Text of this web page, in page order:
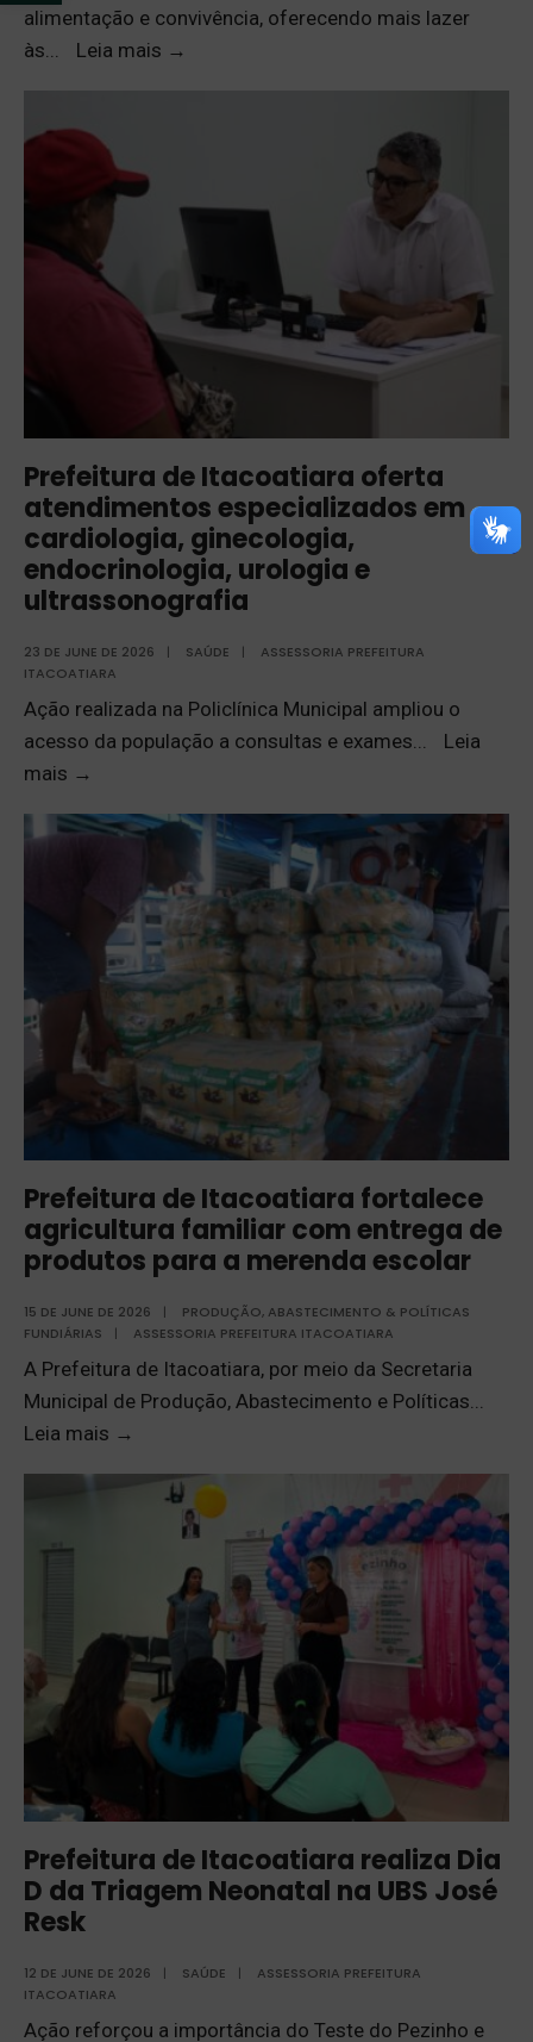
alimentação e convivência, oferecendo mais lazer
às... Leia mais →
Prefeitura de Itacoatiara oferta
atendimentos especializados em
cardiologia, ginecologia,
endocrinologia, urologia e
ultrassonografia
23 DE JUNE DE 2026 | SAÚDE |
ASSESSORIA PREFEITURA
ITACOATIARA
Ação realizada na Policlínica Municipal ampliou o
acesso da população a consultas e exames
Leia
mais →
Prefeitura de Itacoatiara fortalece
agricultura familiar com entrega de
produtos para a merenda escolar
15 DE JUNE DE 2026 |
PRODUÇÃO, ABASTECIMENTO & POLÍTICAS
FUNDIÁRIAS
| ASSESSORIA PREFEITURA ITACOATIARA
A Prefeitura de Itacoatiara, por meio da Secretaria
Municipal de Produção, Abastecimento e Políticas...
Leia mais →
Prefeitura de Itacoatiara realiza Dia
D da Triagem Neonatal na UBS José
Resk
12 DE JUNE DE 2026 | SAÚDE |
ASSESSORIA PREFEITURA
ITACOATIARA
Ação reforçou a importância do Teste do Pezinho e